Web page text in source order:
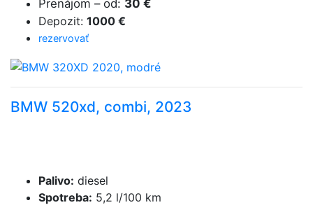
Prenájom – od: 30 €
Depozit: 1000 €
rezervovať
BMW 520xd, combi, 2023
Palivo: diesel
Spotreba: 5,2 l/100 km